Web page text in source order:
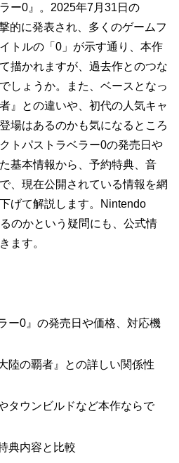
ー0』。2025年7月31日の
的に発表され、多くのゲームフ
トルの「0」が示す通り、本作
描かれますが、過去作とのつな
しょうか。また、ベースとなっ
』との違いや、初代の人気キャ
場はあるのかも気になるところ
トパストラベラー0の発売日や
基本情報から、予約特典、音
、現在公開されている情報を網
げて解説します。Nintendo
のかという疑問にも、公式情
ます。
ー0』の発売日や価格、対応機
陸の覇者』との詳しい関係性
タウンビルドなど本作ならで
典内容と比較